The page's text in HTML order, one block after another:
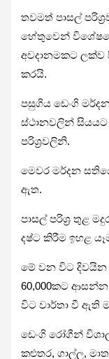
තවමත් පාසල්
හේතුවෙන්
අවදානමකට
කරයි.
පසුගිය ඩෙංගි
ස්ථානවලින්
පරිශ්‍රවලිනි.
මෙවර මර්දන
ඇත.
පාසල් පරිශ්‍ර තුළ
දෂ්ට කිරීම ඉහළ
මේ වන විට දිවයින
60,000කට
විට වාර්තා වී ඇති
ඩෙංගි රෝගීන්
කළුතර, ගාල්ල,